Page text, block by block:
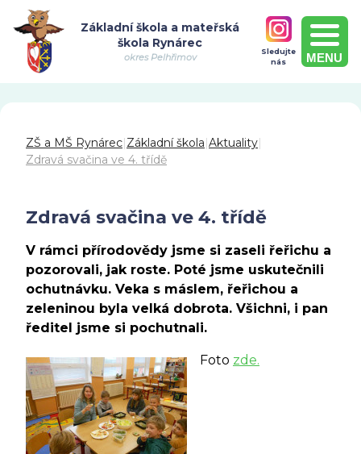
Základní škola a mateřská
škola Rynárec
okres Pelhřimov
Sledujte
nás
MENU
ZŠ a MŠ Rynárec|Základní škola|Aktuality|
Zdravá svačina ve 4. třídě
Zdravá svačina ve 4. třídě
V rámci přírodovědy jsme si zaseli řeřichu a
pozorovali, jak roste. Poté jsme uskutečnili
ochutnávku. Veka s máslem, řeřichou a
zeleninou byla velká dobrota. Všichni, i pan
ředitel jsme si pochutnali.
Foto zde.